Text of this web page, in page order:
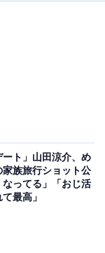
ート」山田涼介、め
家族旅行ショット公
なってる」「おじ活
最高」